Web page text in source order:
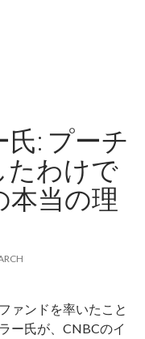
: プーチ
たわけで
本当の理
ァンドを率いたこと
ー氏が、CNBCのイ